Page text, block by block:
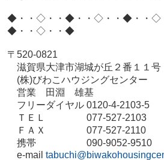
◆・・◇・・◆・・◇・・◆・・◇
◆・・◇・・◆
〒 520-0821
滋賀県大津市湖城が丘２番１１号
(株)びわこハウジングセンター
営業 田淵 雄基
フリーダイヤル0120-4-2103-5
ＴＥＬ 077-527-2103
ＦＡＸ 077-527-2110
携帯
090-9052-9510
e-mail